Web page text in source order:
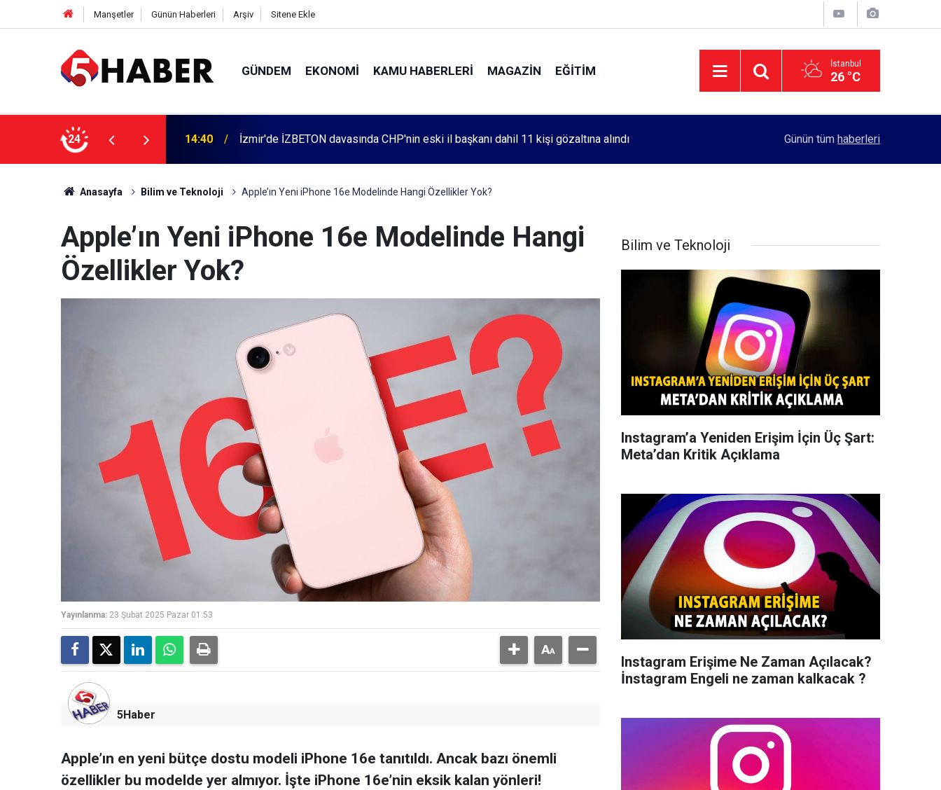
Manşetler Günün Haberleri Arşiv Sitene Ekle
GÜNDEM EKONOMI KAMU HABERLERI MAGAZIN EĞITIM İstanbul
26 °C
24
dahil 11 kişi gözaltına alındı 13:55 Cumartesi anneleri 1083. haftada Mehmet Özdemir için adalet aradı Rektörlük, kadın öğrencilerin güvenliği için
Günün tüm haberleri
Anasayfa Bilim ve Teknoloji Apple’ın Yeni iPhone 16e Modelinde Hangi Özellikler Yok?
Apple’ın Yeni iPhone 16e Modelinde Hangi
Özellikler Yok?
Yayınlanma: 23 Şubat 2025 Pazar 01:53
5Haber
Apple’ın en yeni bütçe dostu modeli iPhone 16e tanıtıldı. Ancak bazı önemli
özellikler bu modelde yer almıyor. İşte iPhone 16e’nin eksik kalan yönleri!
Bilim ve Teknoloji
Instagram’a Yeniden Erişim İçin Üç Şart:
Meta’dan Kritik Açıklama
Instagram Erişime Ne Zaman Açılacak?
İnstagram Engeli ne zaman kalkacak ?